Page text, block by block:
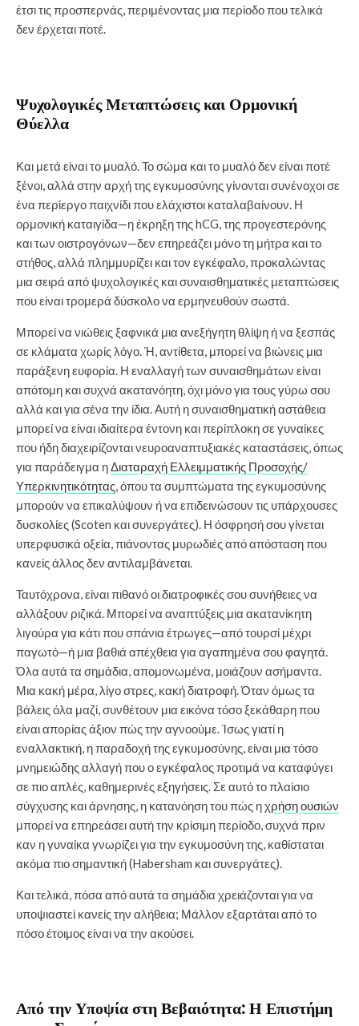
έτσι τις προσπερνάς, περιμένοντας μια περίοδο που τελικά
δεν έρχεται ποτέ.
Ψυχολογικές Μεταπτώσεις και Ορμονική
Θύελλα
Και μετά είναι το μυαλό. Το σώμα και το μυαλό δεν είναι ποτέ
ξένοι, αλλά στην αρχή της εγκυμοσύνης γίνονται συνένοχοι σε
ένα περίεργο παιχνίδι που ελάχιστοι καταλαβαίνουν. Η
ορμονική καταιγίδα—η έκρηξη της hCG, της προγεστερόνης
και των οιστρογόνων—δεν επηρεάζει μόνο τη μήτρα και το
στήθος, αλλά πλημμυρίζει και τον εγκέφαλο, προκαλώντας
μια σειρά από ψυχολογικές και συναισθηματικές μεταπτώσεις
που είναι τρομερά δύσκολο να ερμηνευθούν σωστά.
Μπορεί να νιώθεις ξαφνικά μια ανεξήγητη θλίψη ή να ξεσπάς
σε κλάματα χωρίς λόγο. Ή, αντίθετα, μπορεί να βιώνεις μια
παράξενη ευφορία. Η εναλλαγή των συναισθημάτων είναι
απότομη και συχνά ακατανόητη, όχι μόνο για τους γύρω σου
αλλά και για σένα την ίδια. Αυτή η συναισθηματική αστάθεια
μπορεί να είναι ιδιαίτερα έντονη και περίπλοκη σε γυναίκες
που ήδη διαχειρίζονται νευροαναπτυξιακές καταστάσεις, όπως
για παράδειγμα ηΔιαταραχή Ελλειμματικής Προσοχής/
Υπερκινητικότητας, όπου τα συμπτώματα της εγκυμοσύνης
μπορούν να επικαλύψουν ή να επιδεινώσουν τις υπάρχουσες
δυσκολίες (Scoten και συνεργάτες). Η όσφρησή σου γίνεται
υπερφυσικά οξεία, πιάνοντας μυρωδιές από απόσταση που
κανείς άλλος δεν αντιλαμβάνεται.
Ταυτόχρονα, είναι πιθανό οι διατροφικές σου συνήθειες να
αλλάξουν ριζικά. Μπορεί να αναπτύξεις μια ακατανίκητη
λιγούρα για κάτι που σπάνια έτρωγες—από τουρσί μέχρι
παγωτό—ή μια βαθιά απέχθεια για αγαπημένα σου φαγητά.
Όλα αυτά τα σημάδια, απομονωμένα, μοιάζουν ασήμαντα.
Μια κακή μέρα, λίγο στρες, κακή διατροφή. Όταν όμως τα
βάλεις όλα μαζί, συνθέτουν μια εικόνα τόσο ξεκάθαρη που
είναι απορίας άξιον πώς την αγνοούμε. Ίσως γιατί η
εναλλακτική, η παραδοχή της εγκυμοσύνης, είναι μια τόσο
μνημειώδης αλλαγή που ο εγκέφαλος προτιμά να καταφύγει
σε πιο απλές, καθημερινές εξηγήσεις. Σε αυτό το πλαίσιο
σύγχυσης και άρνησης, η κατανόηση του πώς ηχρήση ουσιών
μπορεί να επηρεάσει αυτή την κρίσιμη περίοδο, συχνά πριν
καν η γυναίκα γνωρίζει για την εγκυμοσύνη της, καθίσταται
ακόμα πιο σημαντική (Habersham και συνεργάτες).
Και τελικά, πόσα από αυτά τα σημάδια χρειάζονται για να
υποψιαστεί κανείς την αλήθεια; Μάλλον εξαρτάται από το
πόσο έτοιμος είναι να την ακούσει.
Από την Υποψία στη Βεβαιότητα: Η Επιστήμη